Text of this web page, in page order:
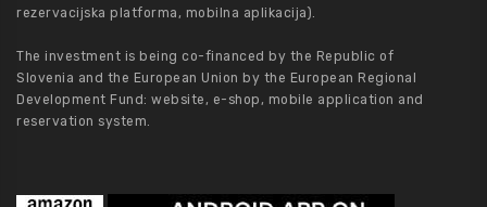
rezervacijska platforma, mobilna aplikacija).
The investment is being co-financed by the Republic of
Slovenia and the European Union by the European Regional
Development Fund: website, e-shop, mobile application and
reservation system.